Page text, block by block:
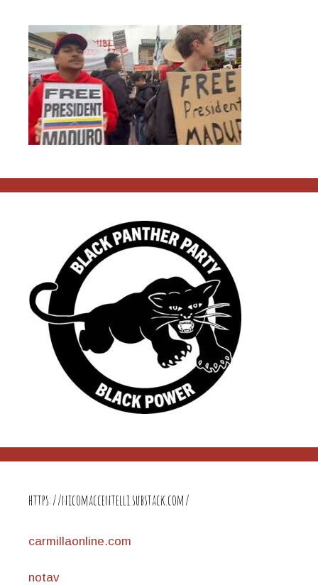
https://nicomaccentelli.substack.com/
carmillaonline.com
notav